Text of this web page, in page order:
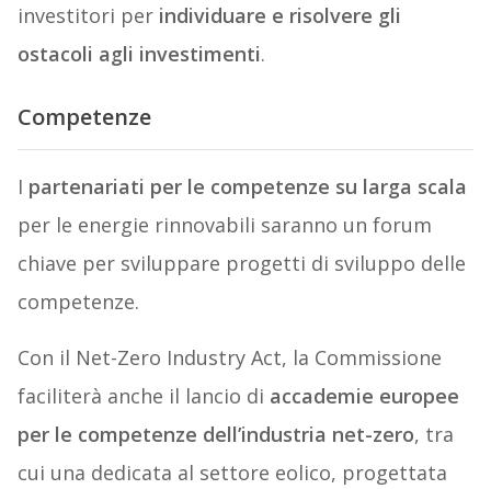
investitori perindividuare e risolvere gli
ostacoli agli investimenti.
Competenze
I partenariati per le competenze su larga scala
per le energie rinnovabili saranno un forum
chiave per sviluppare progetti di sviluppo delle
competenze.
Con il Net-Zero Industry Act, la Commissione
faciliterà anche il lancio di accademie europee
per le competenze dell’industria net-zero, tra
cui una dedicata al settore eolico, progettata